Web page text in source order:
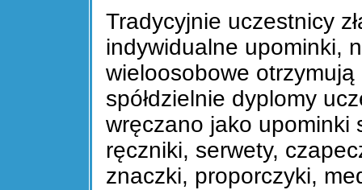
Tradycyjnie uczestnicy
indywidualne upominki,
wieloosobowe
spółdzielnie dyplomy
wręczano jako upominki
ręczniki, serwety,
znaczki, proporczyki,